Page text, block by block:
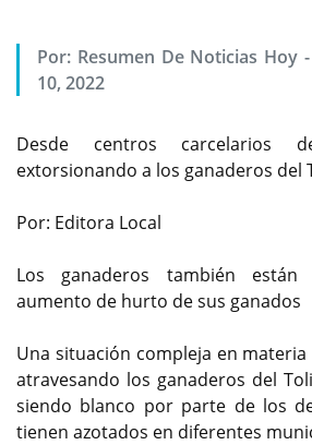
Por: Resumen De Noticias Hoy
10, 2022
Desde centros carcelarios
extorsionando a los ganaderos del
Por: Editora Local
Los ganaderos también
aumento de hurto de sus ganados
Una situación compleja en
atravesando los ganaderos del
siendo blanco por parte de los
tienen azotados en diferentes